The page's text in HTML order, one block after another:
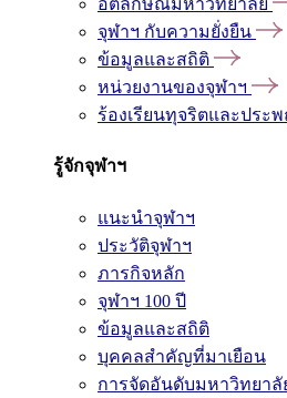
อัตลักษณ์มหาวิทยาลัย
จุฬาฯ กับความยั่งยืน
ข้อมูลและสถิติ
หน่วยงานของจุฬาฯ
ร้องเรียนทุจริตและประ
รู้จักจุฬาฯ
แนะนำจุฬาฯ
ประวัติจุฬาฯ
ภารกิจหลัก
จุฬาฯ 100 ปี
ข้อมูลและสถิติ
บุคคลสำคัญที่มาเยือน
การจัดอันดับมหาวิทยาลั